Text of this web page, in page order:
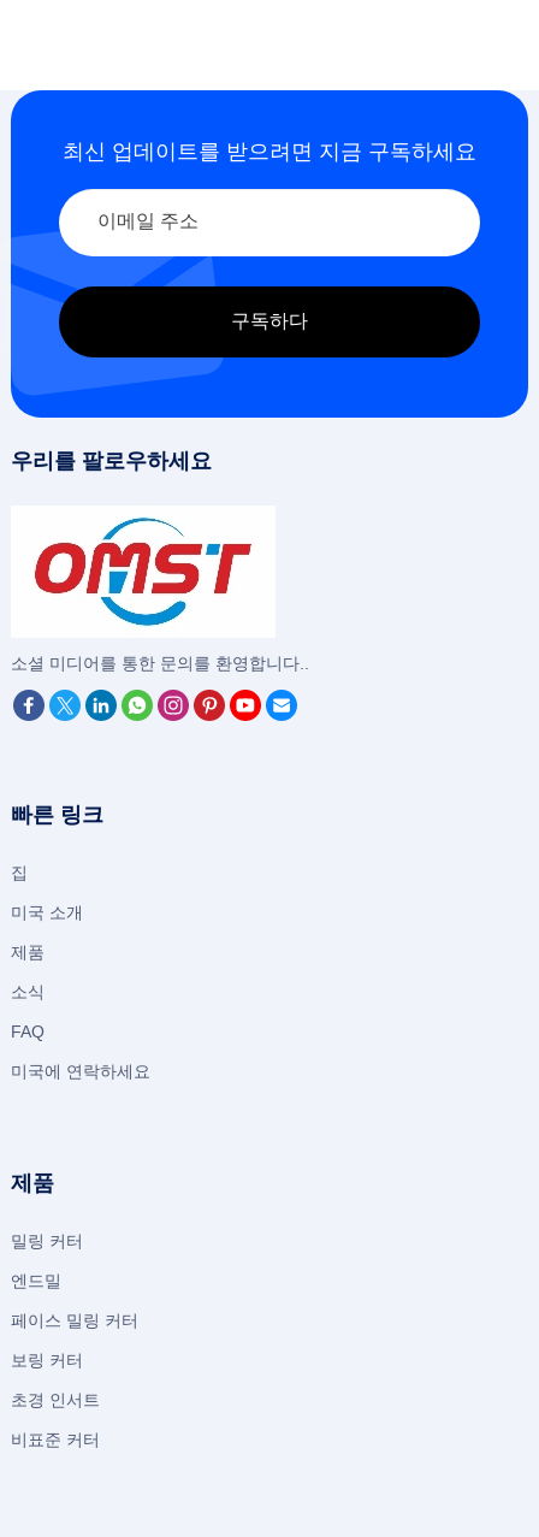
최신 업데이트를 받으려면 지금 구독하세요
우리를 팔로우하세요
‌소셜 미디어를 통한 문의를 환영합니다..
빠른 링크
집
미국 소개
제품
소식
FAQ
미국에 연락하세요
제품
밀링 커터
엔드밀
페이스 밀링 커터
보링 커터
초경 인서트
비표준 커터